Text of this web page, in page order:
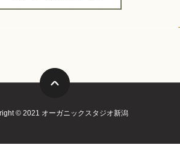
© 2021 オーガニックスタジオ新潟